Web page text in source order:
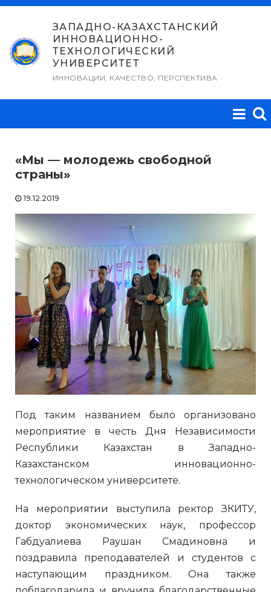
Перейти
содержимому
ЗАПАДНО-КАЗАХСТАНСКИЙ
ИННОВАЦИОННО-
ТЕХНОЛОГИЧЕСКИЙ
УНИВЕРСИТЕТ
ИННОВАЦИИ, КАЧЕСТВО, ПЕРСПЕКТИВА
«Мы — молодежь свободной
страны»
19.12.2019
Под таким названием было организовано
мероприятие в честь Дня Независимости
Республики Казахстан в Западно-
Казахстанском инновационно-
технологическом университете.
На мероприятии выступила ректор ЗКИТУ,
доктор экономических наук, профессор
Габдуалиева Раушан Смадиновна и
поздравила преподавателей и студентов с
наступающим праздником. Она также